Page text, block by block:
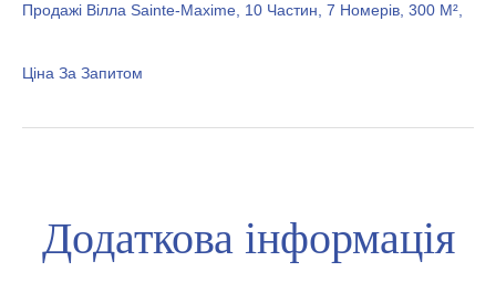
Продажі Вілла Sainte-Maxime, 10 Частин, 7 Номерів, 300 М²,
Ціна За Запитом
Додаткова інформація